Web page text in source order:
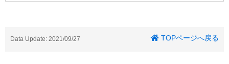
Data Update: 2021/09/27 TOPページへ戻る